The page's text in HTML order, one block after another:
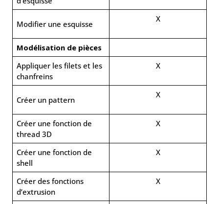
Modifier une esquisse
X
Modélisation de pièces
Appliquer les filets et les
chanfreins
X
Créer un pattern
X
Créer une fonction de
thread 3D
X
Créer une fonction de
shell
X
Créer des fonctions
d’extrusion
X